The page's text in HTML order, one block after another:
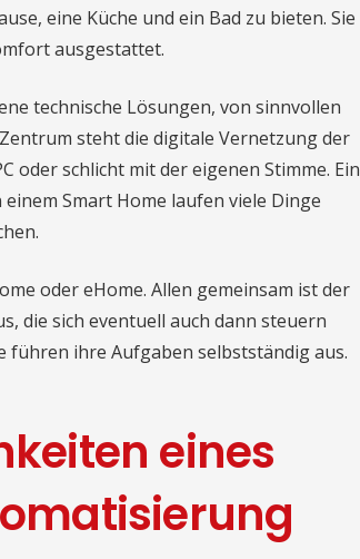
eine Küche und ein Bad zu bieten. Sie
ausgestattet.
technische Lösungen, von sinnvollen
steht die digitale Vernetzung der
oder schlicht mit der eigenen Stimme. Ein
Smart Home laufen viele Dinge
oder eHome. Allen gemeinsam ist der
die sich eventuell auch dann steuern
führen ihre Aufgaben selbstständig aus.
eines